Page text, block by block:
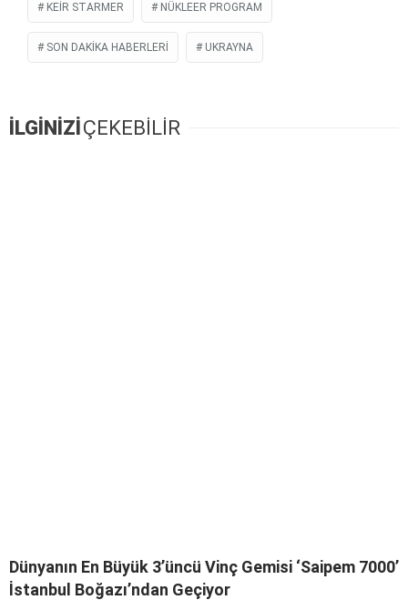
KEIR STARMER NÜKLEER PROGRAM
SON DAKIKA HABERLERI UKRAYNA
İLGİNİZİ ÇEKEBİLİR
Dünyanın En Büyük 3’üncü Vinç Gemisi ‘Saipem 7000’
İstanbul Boğazı’ndan Geçiyor